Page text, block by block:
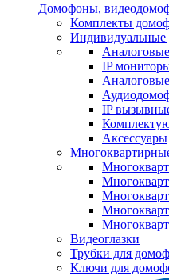
Домофоны,
Комплекты
IP
IP
Аксессуары
Видеоглазки
Трубки для
Ключи для